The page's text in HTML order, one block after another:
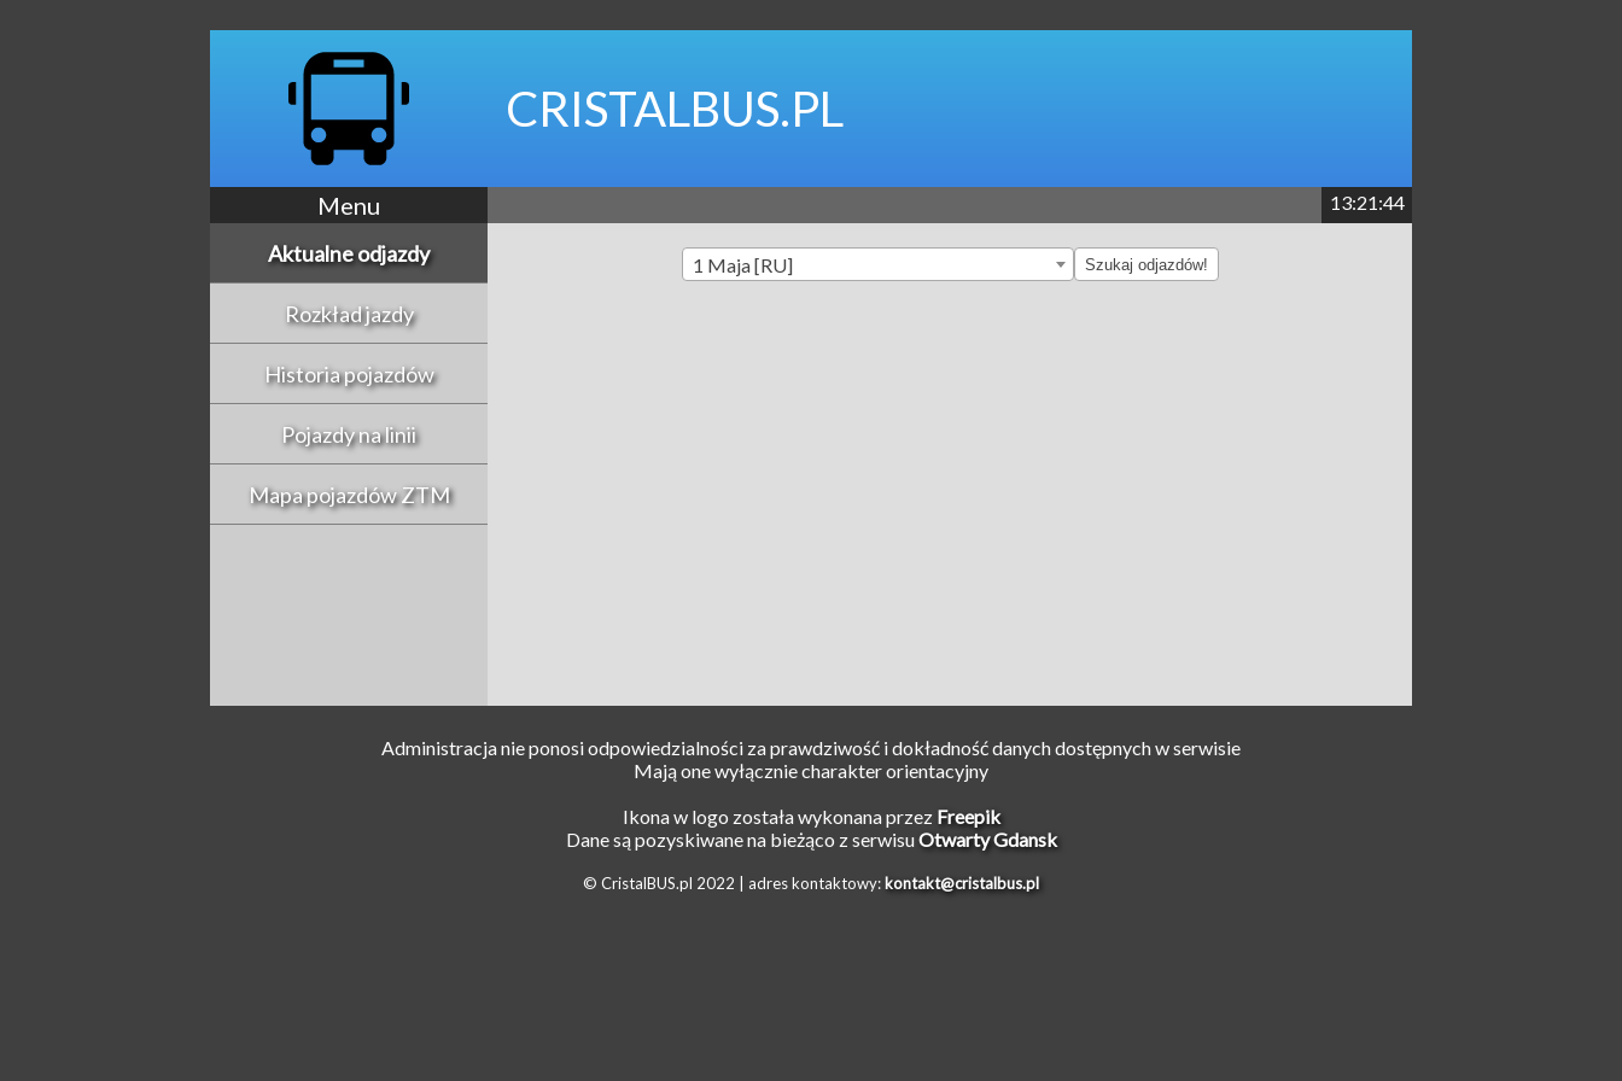
CRISTALBUS.PL
Menu 13:21:44
Aktualne odjazdy
Rozkład jazdy
Historia pojazdów
Pojazdy na linii
Mapa pojazdów ZTM
1 Maja [RU] Szukaj odjazdów!
Administracja nie ponosi odpowiedzialności za prawdziwość i dokładność danych dostępnych w serwisie
Mają one wyłącznie charakter orientacyjny
Ikona w logo została wykonana przez Freepik
Dane są pozyskiwane na bieżąco z serwisuOtwarty Gdansk
© CristalBUS.pl 2022 | adres kontaktowy: kontakt@cristalbus.pl